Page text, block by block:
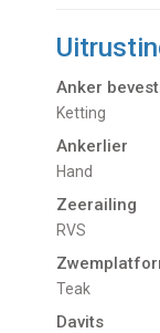
Anker
Ketting
Ankerlier
Hand
Zeerailing
RVS
Teak
Davits